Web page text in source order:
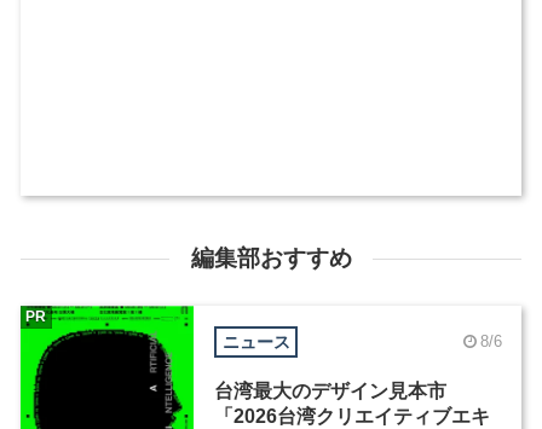
編集部おすすめ
ニュース 8/6
台湾最大のデザイン見本市
「2026台湾クリエイティブエキ
PR